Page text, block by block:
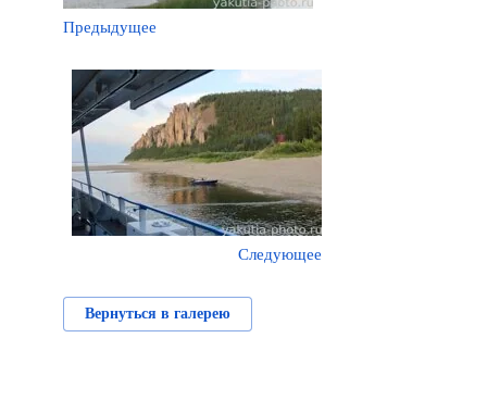
Предыдущее
Следующее
Вернуться в галерею